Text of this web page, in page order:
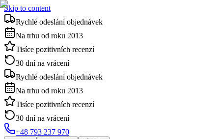
Skip to content
Rychlé odeslání objednávek
Na trhu od roku 2013
Tisíce pozitivních recenzí
30 dní na vrácení
Rychlé odeslání objednávek
Na trhu od roku 2013
Tisíce pozitivních recenzí
30 dní na vrácení
+48 793 237 970